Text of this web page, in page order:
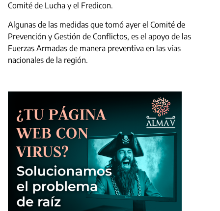
Comité de Lucha y el Fredicon.
Algunas de las medidas que tomó ayer el Comité de
Prevención y Gestión de Conflictos, es el apoyo de las
Fuerzas Armadas de manera preventiva en las vías
nacionales de la región.